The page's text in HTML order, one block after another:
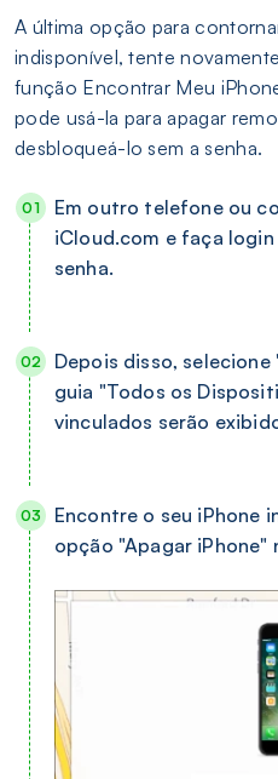
A última opção para
indisponível, tente
função Encontrar Meu
pode usá-la para apagar
desbloqueá-lo sem a senha.
Em outro telefone ou
iCloud.com e faça
senha.
Depois disso, selecione
guia "Todos os
vinculados serão
Encontre o seu iPhone
opção "Apagar iPhone"